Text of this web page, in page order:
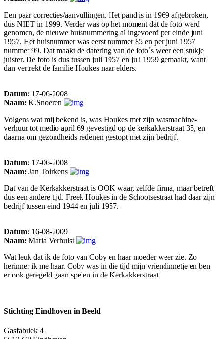
Een paar correcties/aanvullingen. Het pand is in 1969 afgebroken,
dus NIET in 1999. Verder was op het moment dat de foto werd
genomen, de nieuwe huisnummering al ingevoerd per einde juni
1957. Het huisnummer was eerst nummer 85 en per juni 1957
nummer 99. Dat maakt de datering van de foto´s weer een stukje
juister. De foto is dus tussen juli 1957 en juli 1959 gemaakt, want
dan vertrekt de familie Houkes naar elders.
Datum: 17-06-2008
Naam: K.Snoeren
Volgens wat mij bekend is, was Houkes met zijn wasmachine-
verhuur tot medio april 69 gevestigd op de kerkakkerstraat 35, en
daarna om gezondheids redenen gestopt met zijn bedrijf.
Datum: 17-06-2008
Naam: Jan Toirkens
Dat van de Kerkakkerstraat is OOK waar, zelfde firma, maar betreft
dus een andere tijd. Freek Houkes in de Schootsestraat had daar zijn
bedrijf tussen eind 1944 en juli 1957.
Datum: 16-08-2009
Naam: Maria Verhulst
Wat leuk dat ik de foto van Coby en haar moeder weer zie. Zo
herinner ik me haar. Coby was in die tijd mijn vriendinnetje en ben
er ook geregeld gaan spelen in de Kerkakkerstraat.
Stichting Eindhoven in Beeld
Gasfabriek 4